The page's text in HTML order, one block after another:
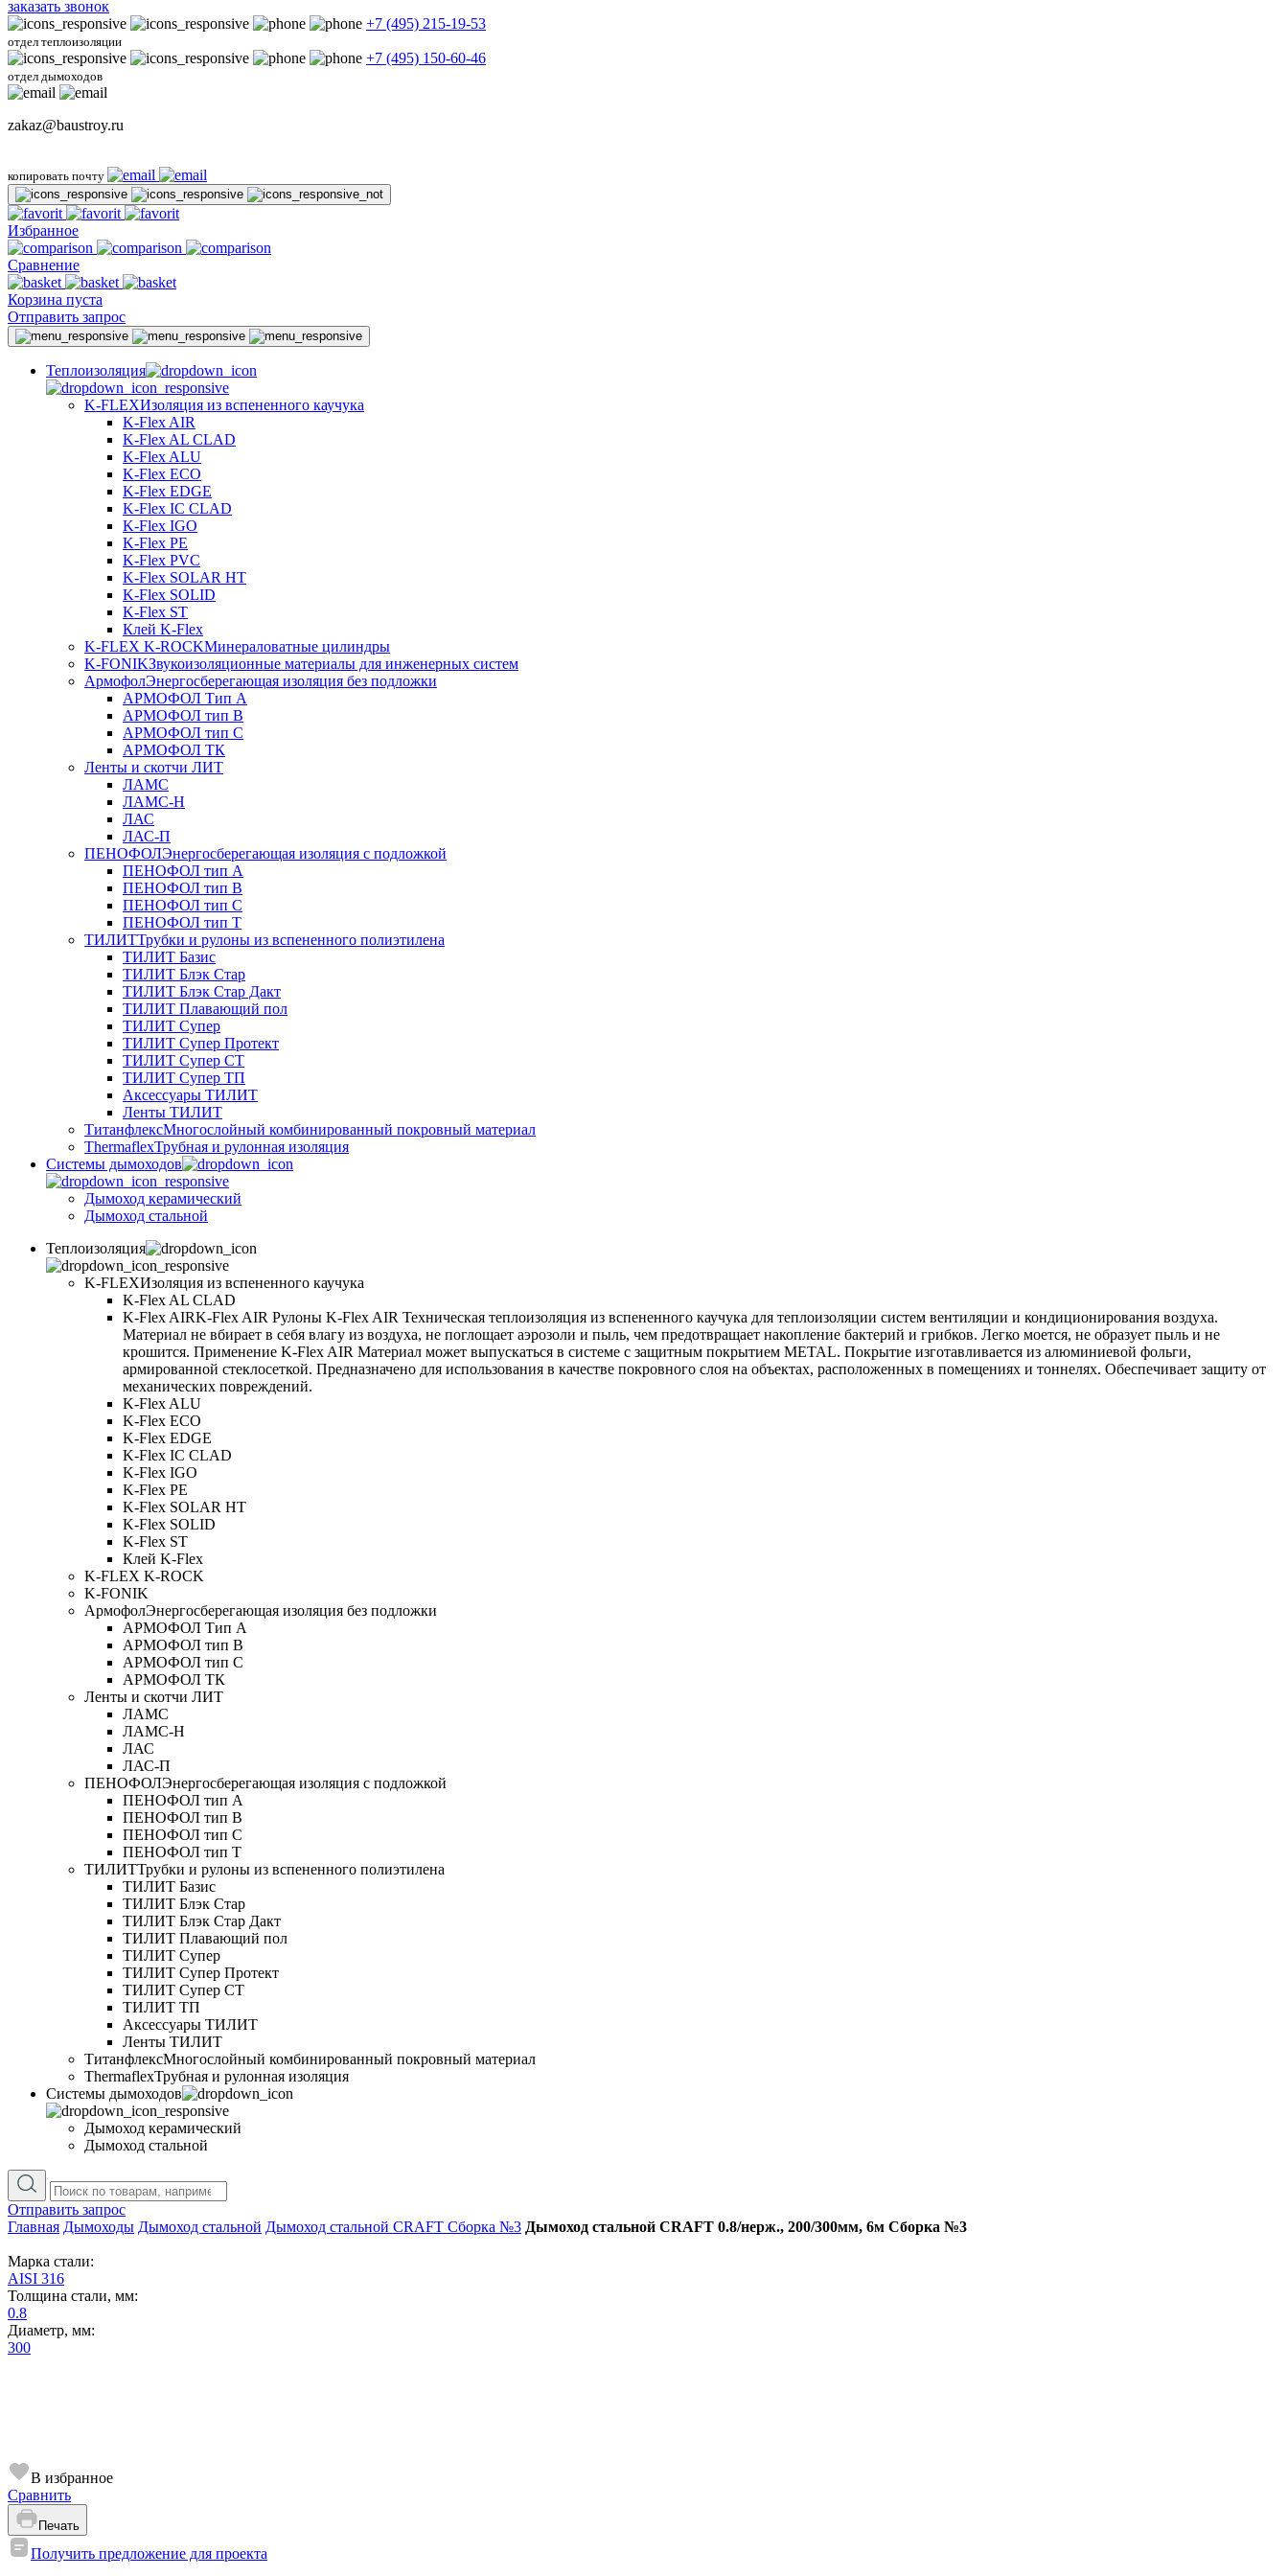
заказать звонок
+7 (495) 215-19-53
отдел теплоизоляции
+7 (495) 150-60-46
отдел дымоходов
zakaz@baustroy.ru
копировать почту
Избранное
Сравнение
Корзина пуста
Отправить запрос
Теплоизоляция
K-FLEXИзоляция из вспененного каучука
K-Flex AIR
K-Flex AL CLAD
K-Flex ALU
K-Flex ECO
K-Flex EDGE
K-Flex IC CLAD
K-Flex IGO
K-Flex PE
K-Flex PVC
K-Flex SOLAR HT
K-Flex SOLID
K-Flex ST
Клей K-Flex
K-FLEX K-ROCKМинераловатные цилиндры
K-FONIKЗвукоизоляционные материалы для инженерных систем
АрмофолЭнергосберегающая изоляция без подложки
АРМОФОЛ Тип А
АРМОФОЛ тип В
АРМОФОЛ тип C
АРМОФОЛ ТК
Ленты и скотчи ЛИТ
ЛАМС
ЛАМС-Н
ЛАС
ЛАС-П
ПЕНОФОЛЭнергосберегающая изоляция с подложкой
ПЕНОФОЛ тип А
ПЕНОФОЛ тип B
ПЕНОФОЛ тип C
ПЕНОФОЛ тип T
ТИЛИТТрубки и рулоны из вспененного полиэтилена
ТИЛИТ Базис
ТИЛИТ Блэк Стар
ТИЛИТ Блэк Стар Дакт
ТИЛИТ Плавающий пол
ТИЛИТ Супер
ТИЛИТ Супер Протект
ТИЛИТ Супер СТ
ТИЛИТ Супер ТП
Аксессуары ТИЛИТ
Ленты ТИЛИТ
ТитанфлексМногослойный комбинированный покровный материал
ThermaflexТрубная и рулонная изоляция
Cистемы дымоходов
Дымоход керамический
Дымоход стальной
Теплоизоляция
K-FLEXИзоляция из вспененного каучука
K-Flex AL CLAD
K-Flex AIRK-Flex AIR Рулоны K-Flex AIR Техническая теплоизоляция из вспененного каучука для теплоизоляции систем вентиляции и кондиционирования воздуха.
Материал не вбирает в себя влагу из воздуха, не поглощает аэрозоли и пыль, чем предотвращает накопление бактерий и грибков. Легко моется, не образует пыль и не
крошится. Применение K-Flex AIR Материал может выпускаться в системе c защитным покрытием METAL. Покрытие изготавливается из алюминиевой фольги,
армированной стеклосеткой. Предназначено для использования в качестве покровного слоя на объектах, расположенных в помещениях и тоннелях. Обеспечивает защиту от
механических повреждений.
K-Flex ALU
K-Flex ECO
K-Flex EDGE
K-Flex IC CLAD
K-Flex IGO
K-Flex PE
K-Flex SOLAR HT
K-Flex SOLID
K-Flex ST
Клей K-Flex
K-FLEX K-ROCK
K-FONIK
АрмофолЭнергосберегающая изоляция без подложки
АРМОФОЛ Тип А
АРМОФОЛ тип В
АРМОФОЛ тип C
АРМОФОЛ ТК
Ленты и скотчи ЛИТ
ЛАМС
ЛАМС-Н
ЛАС
ЛАС-П
ПЕНОФОЛЭнергосберегающая изоляция с подложкой
ПЕНОФОЛ тип А
ПЕНОФОЛ тип B
ПЕНОФОЛ тип C
ПЕНОФОЛ тип T
ТИЛИТТрубки и рулоны из вспененного полиэтилена
ТИЛИТ Базис
ТИЛИТ Блэк Стар
ТИЛИТ Блэк Стар Дакт
ТИЛИТ Плавающий пол
ТИЛИТ Супер
ТИЛИТ Супер Протект
ТИЛИТ Супер СТ
ТИЛИТ ТП
Аксессуары ТИЛИТ
Ленты ТИЛИТ
ТитанфлексМногослойный комбинированный покровный материал
ThermaflexТрубная и рулонная изоляция
Cистемы дымоходов
Дымоход керамический
Дымоход стальной
Отправить запрос
Главная Дымоходы Дымоход стальной Дымоход стальной CRAFT Сборка №3 Дымоход стальной CRAFT 0.8/нерж., 200/300мм, 6м Сборка №3
Марка стали:
AISI 316
Толщина стали, мм:
0.8
Диаметр, мм:
300
В избранное
Сравнить
Печать
Получить предложение для проекта